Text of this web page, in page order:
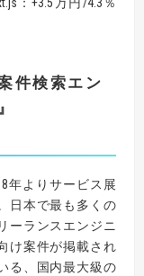
：+3.5万円/4.3％
件検索エン
』
年よりサービス展
日本で最も多くの
ーランスエンジニ
け案件が掲載され
る、国内最大級の